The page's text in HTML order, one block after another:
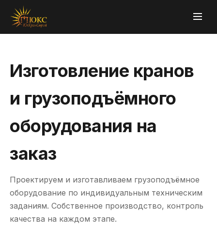
Изготовление кранов
и грузоподъёмного
оборудования на
заказ
Проектируем и изготавливаем грузоподъёмное
оборудование по индивидуальным техническим
заданиям. Собственное производство, контроль
качества на каждом этапе.